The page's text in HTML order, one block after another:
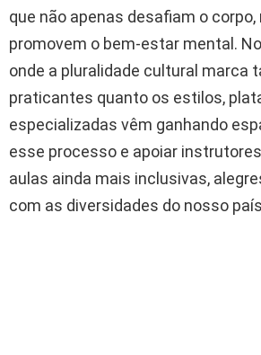
que não apenas desafiam o
promovem o bem-estar mental.
onde a pluralidade cultural marca
praticantes quanto os estilos,
especializadas vêm ganhando
esse processo e apoiar
aulas ainda mais inclusivas,
com as diversidades do nosso